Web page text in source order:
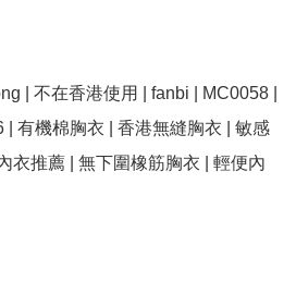
| 不在香港使用 | fanbi | MC0058 |
| 有機棉胸衣 | 香港無縫胸衣 | 敏感
衣推薦 | 無下圍橡筋胸衣 | 輕便內